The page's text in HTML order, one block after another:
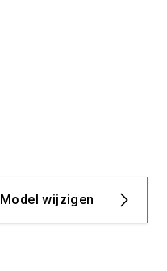
Model wijzigen